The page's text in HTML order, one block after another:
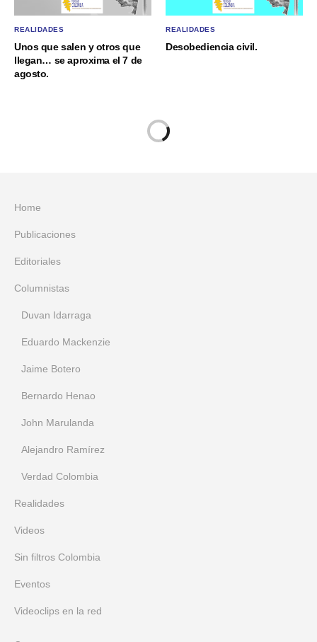
REALIDADES
Unos que salen y otros que
llegan… se aproxima el 7 de
agosto.
REALIDADES
Desobediencia civil.
Home
Publicaciones
Editoriales
Columnistas
Duvan Idarraga
Eduardo Mackenzie
Jaime Botero
Bernardo Henao
John Marulanda
Alejandro Ramírez
Verdad Colombia
Realidades
Videos
Sin filtros Colombia
Eventos
Videoclips en la red